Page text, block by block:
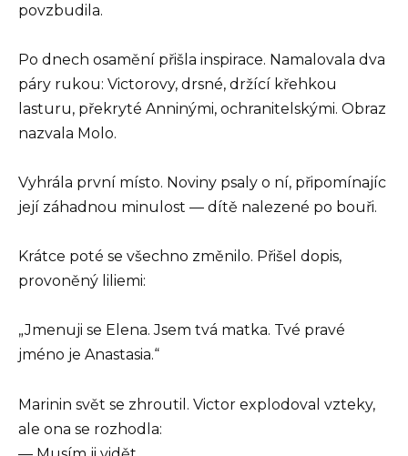
povzbudila.
Po dnech osamění přišla inspirace. Namalovala dva
páry rukou: Victorovy, drsné, držící křehkou
lasturu, překryté Anninými, ochranitelskými. Obraz
nazvala Molo.
Vyhrála první místo. Noviny psaly o ní, připomínajíc
její záhadnou minulost — dítě nalezené po bouři.
Krátce poté se všechno změnilo. Přišel dopis,
provoněný liliemi:
„Jmenuji se Elena. Jsem tvá matka. Tvé pravé
jméno je Anastasia.“
Marinin svět se zhroutil. Victor explodoval vzteky,
ale ona se rozhodla: